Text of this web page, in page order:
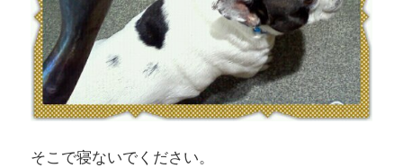
そこで寝ないでください。